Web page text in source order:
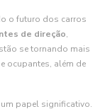
o futuro dos carros
de direção,
se tornando mais
ocupantes, além de
papel significativo.